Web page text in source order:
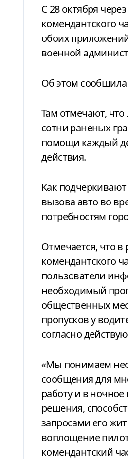
С 28 октября
комендантского
обоих
военной
Об этом
Там отмечают,
сотни раненых
помощи каждый
действия.
Как
вызова авто во
потребностям
Отмечается, что
комендантского
пользователи
необходимый
общественных
пропусков у
согласно
«Мы понимаем
сообщения для
работу и в
решения,
запросами его
воплощение
комендантский